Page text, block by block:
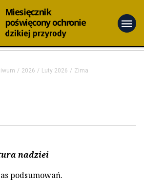
menu
2026 Luty 2026 Zima
nadziei
podsumowań.